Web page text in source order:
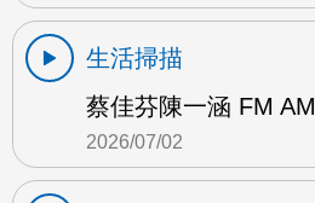
生活掃描
蔡佳芬陳一涵 FM AM
2026/07/02